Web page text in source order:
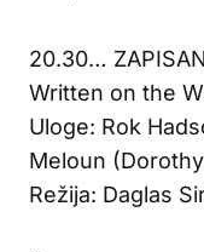
20.30…
Written on the
Uloge: Rok
Meloun
Režija: Daglas